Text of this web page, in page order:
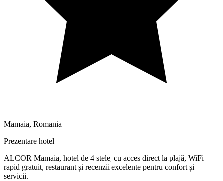
Mamaia, Romania
Prezentare hotel
ALCOR Mamaia, hotel de 4 stele, cu acces direct la plajă, WiFi
rapid gratuit, restaurant și recenzii excelente pentru confort și
servicii.